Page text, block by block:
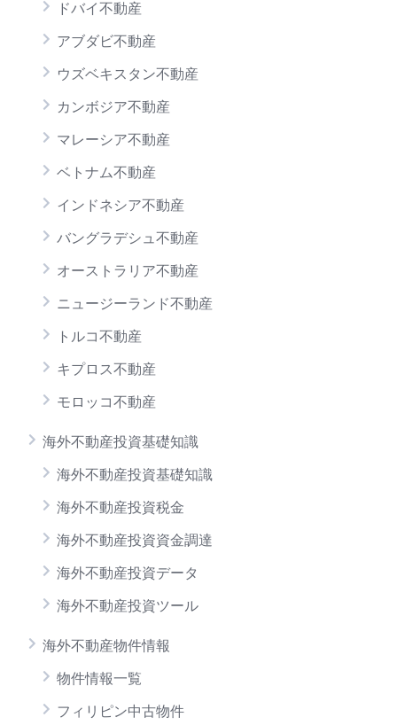
ドバイ不動産
アブダビ不動産
ウズベキスタン不動産
カンボジア不動産
マレーシア不動産
ベトナム不動産
インドネシア不動産
バングラデシュ不動産
オーストラリア不動産
ニュージーランド不動産
トルコ不動産
キプロス不動産
モロッコ不動産
海外不動産投資基礎知識
海外不動産投資基礎知識
海外不動産投資税金
海外不動産投資資金調達
海外不動産投資データ
海外不動産投資ツール
海外不動産物件情報
物件情報一覧
フィリピン中古物件